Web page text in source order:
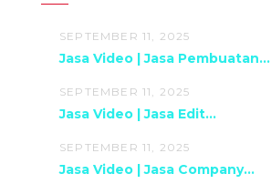
SEPTEMBER 11, 2025
Jasa Video | Jasa Pembuatan...
SEPTEMBER 11, 2025
Jasa Video | Jasa Edit...
SEPTEMBER 11, 2025
Jasa Video | Jasa Company...